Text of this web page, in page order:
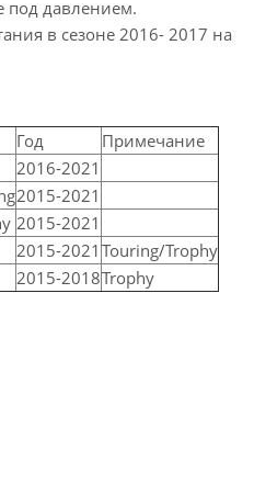
под давлением.
в сезоне 2016- 2017 на
Год
Примечание
2016-2021
2015-2021
2015-2021
2015-2021 Touring/Trophy
2015-2018Trophy